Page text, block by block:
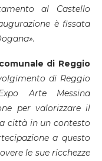
al Castello
è fissata
di Reggio
di Reggio
Arte Messina
per valorizzare il
città in un contesto
a questo
le sue ricchezze